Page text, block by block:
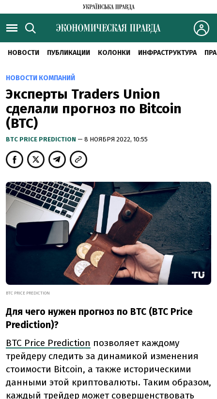
НОВОСТИ ПУБЛИКАЦИИ КОЛОНКИ ИНФРАСТРУКТУРА
НОВОСТИ КОМПАНИЙ
Эксперты Traders Union
сделали прогноз по Bitcoin
(BTC)
BTC PRICE PREDICTION — 8 НОЯБРЯ 2022, 10:55
BTC PRICE PREDICTION
Для чего нужен прогноз по BTC (BTC Price
Prediction)?
BTC Price Prediction позволяет каждому
трейдеру следить за динамикой изменения
стоимости Bitcoin, а также историческими
данными этой криптовалюты. Таким образом,
каждый трейдер может совершенствовать